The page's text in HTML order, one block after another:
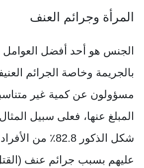
المرأة وجرائم العنف
الجنس هو أحد أفضل العوامل
بالجريمة وخاصة الجرائم
مسؤولون عن كمية غير
شكل الذكور 82.8٪ من
عليهم بسبب جرائم عنف